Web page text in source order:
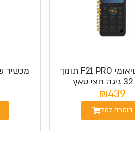
מכשיר שיאומי F21 PRO תומך
₪439
הוספה לסל